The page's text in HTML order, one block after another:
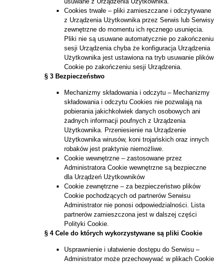
Cookies trwałe – pliki zamieszczane i odczytywane
z Urządzenia Użytkownika przez Serwis lub Serwisy
zewnętrzne do momentu ich ręcznego usunięcia.
Pliki nie są usuwane automatycznie po zakończeniu
sesji Urządzenia chyba że konfiguracja Urządzenia
Użytkownika jest ustawiona na tryb usuwanie plików
Cookie po zakończeniu sesji Urządzenia.
§ 3 Bezpieczeństwo
Mechanizmy składowania i odczytu – Mechanizmy
składowania i odczytu Cookies nie pozwalają na
pobierania jakichkolwiek danych osobowych ani
żadnych informacji poufnych z Urządzenia
Użytkownika. Przeniesienie na Urządzenie
Użytkownika wirusów, koni trojańskich oraz innych
robaków jest praktynie niemożliwe.
Cookie wewnętrzne – zastosowane przez
Administratora Cookie wewnętrzne są bezpieczne
dla Urządzeń Użytkowników
Cookie zewnętrzne – za bezpieczeństwo plików
Cookie pochodzących od partnerów Serwisu
Administrator nie ponosi odpowiedzialności. Lista
partnerów zamieszczona jest w dalszej części
Polityki Cookie.
§ 4 Cele do których wykorzystywane są pliki Cookie
Usprawnienie i ułatwienie dostępu do Serwisu –
Administrator może przechowywać w plikach Cookie